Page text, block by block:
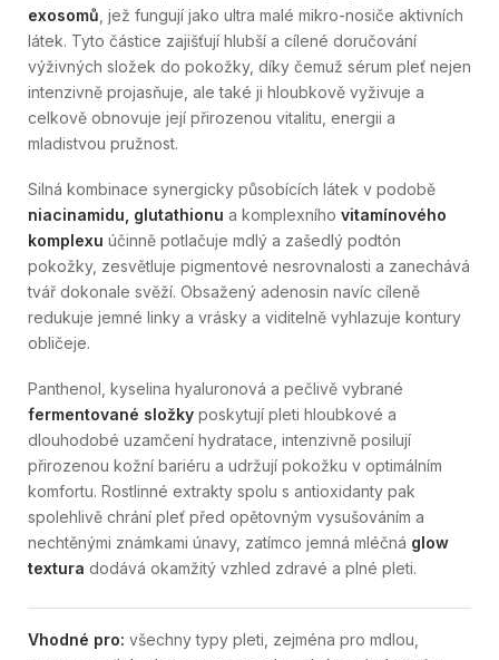
exosomů , jež fungují jako ultra malé mikro-nosiče aktivních
látek. Tyto částice zajišťují hlubší a cílené doručování
výživných složek do pokožky, díky čemuž sérum pleť nejen
intenzivně projasňuje, ale také ji hloubkově vyživuje a
celkově obnovuje její přirozenou vitalitu, energii a
mladistvou pružnost.
Silná kombinace synergicky působících látek v podobě
niacinamidu, glutathionu a komplexního vitamínového
komplexu účinně potlačuje mdlý a zašedlý podtón
pokožky, zesvětluje pigmentové nesrovnalosti a zanechává
tvář dokonale svěží. Obsažený adenosin navíc cíleně
redukuje jemné linky a vrásky a viditelně vyhlazuje kontury
obličeje.
Panthenol, kyselina hyaluronová a pečlivě vybrané
fermentované složky poskytují pleti hloubkové a
dlouhodobé uzamčení hydratace, intenzivně posilují
přirozenou kožní bariéru a udržují pokožku v optimálním
komfortu. Rostlinné extrakty spolu s antioxidanty pak
spolehlivě chrání pleť před opětovným vysušováním a
nechtěnými známkami únavy, zatímco jemná mléčná glow
textura dodává okamžitý vzhled zdravé a plné pleti.
Vhodné pro: všechny typy pleti, zejména pro mdlou,